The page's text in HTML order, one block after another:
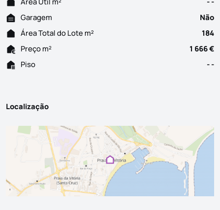
Garagem
Não
Área Total do Lote m²
184
Preço m²
1 666 €
Piso
- -
Localização